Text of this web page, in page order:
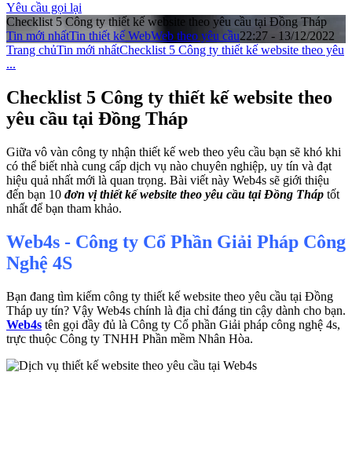
Yêu cầu gọi lại
Checklist 5 Công ty thiết kế website theo yêu cầu tại Đồng Tháp
Tin mới nhấtTin thiết kế WebWeb theo yêu cầu22:27 - 13/12/2022
Trang chủTin mới nhấtChecklist 5 Công ty thiết kế website theo yêu
...
Checklist 5 Công ty thiết kế website theo
yêu cầu tại Đồng Tháp
Giữa vô vàn công ty nhận thiết kế web theo yêu cầu bạn sẽ khó khi
có thể biết nhà cung cấp dịch vụ nào chuyên nghiệp, uy tín và đạt
hiệu quả nhất mới là quan trọng. Bài viết này Web4s sẽ giới thiệu
đến bạn 10 đơn vị thiết kế website theo yêu cầu tại Đồng Tháp tốt
nhất để bạn tham khảo.
Web4s - Công ty Cổ Phần Giải Pháp Công
Nghệ 4S
Bạn đang tìm kiếm công ty thiết kế website theo yêu cầu tại Đồng
Tháp uy tín? Vậy Web4s chính là địa chỉ đáng tin cậy dành cho bạn.
Web4s tên gọi đầy đủ là Công ty Cổ phần Giải pháp công nghệ 4s,
trực thuộc Công ty TNHH Phần mềm Nhân Hòa.